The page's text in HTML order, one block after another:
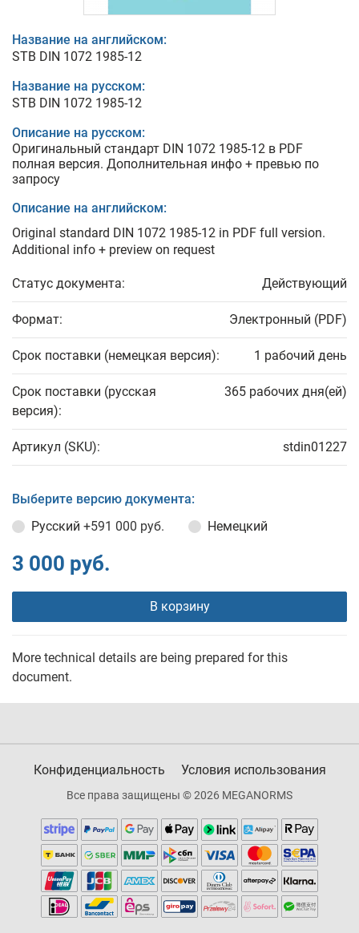
Название на английском:
STB DIN 1072 1985-12
Название на русском:
STB DIN 1072 1985-12
Описание на русском:
Оригинальный стандарт DIN 1072 1985-12 в PDF
полная версия. Дополнительная инфо + превью по
запросу
Описание на английском:
Original standard DIN 1072 1985-12 in PDF full version.
Additional info + preview on request
Статус документа: Действующий
Формат: Электронный (PDF)
Срок поставки (немецкая версия): 1 рабочий день
Срок поставки (русская
версия):
365 рабочих дня(ей)
Артикул (SKU): stdin01227
Выберите версию документа:
Русский +591 000 руб. Немецкий
3 000 руб.
В корзину
More technical details are being prepared for this
document.
Конфиденциальность Условия использования
Все права защищены © 2026 MEGANORMS